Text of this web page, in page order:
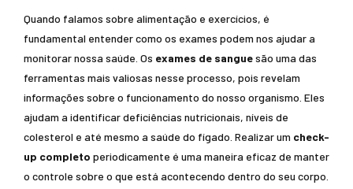
Quando falamos sobre alimentação e exercícios, é
fundamental entender como os exames podem nos ajudar a
monitorar nossa saúde. Os exames de sanguesão uma das
ferramentas mais valiosas nesse processo, pois revelam
informações sobre o funcionamento do nosso organismo. Eles
ajudam a identificar deficiências nutricionais, níveis de
colesterol e até mesmo a saúde do fígado. Realizar um check-
up completo periodicamente é uma maneira eficaz de manter
o controle sobre o que está acontecendo dentro do seu corpo.